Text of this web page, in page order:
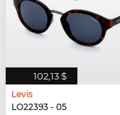
102,13 $
Levis
LO22393 - 05